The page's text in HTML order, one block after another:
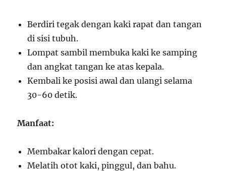
Berdiri tegak dengan kaki rapat dan tangan
di sisi tubuh.
Lompat sambil membuka kaki ke samping
dan angkat tangan ke atas kepala.
Kembali ke posisi awal dan ulangi selama
30-60 detik.
Manfaat:
Membakar kalori dengan cepat.
Melatih otot kaki, pinggul, dan bahu.